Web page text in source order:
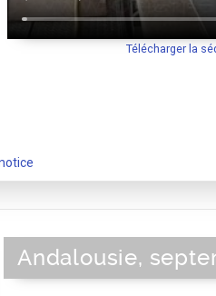
Télécharger la
Andalousie,